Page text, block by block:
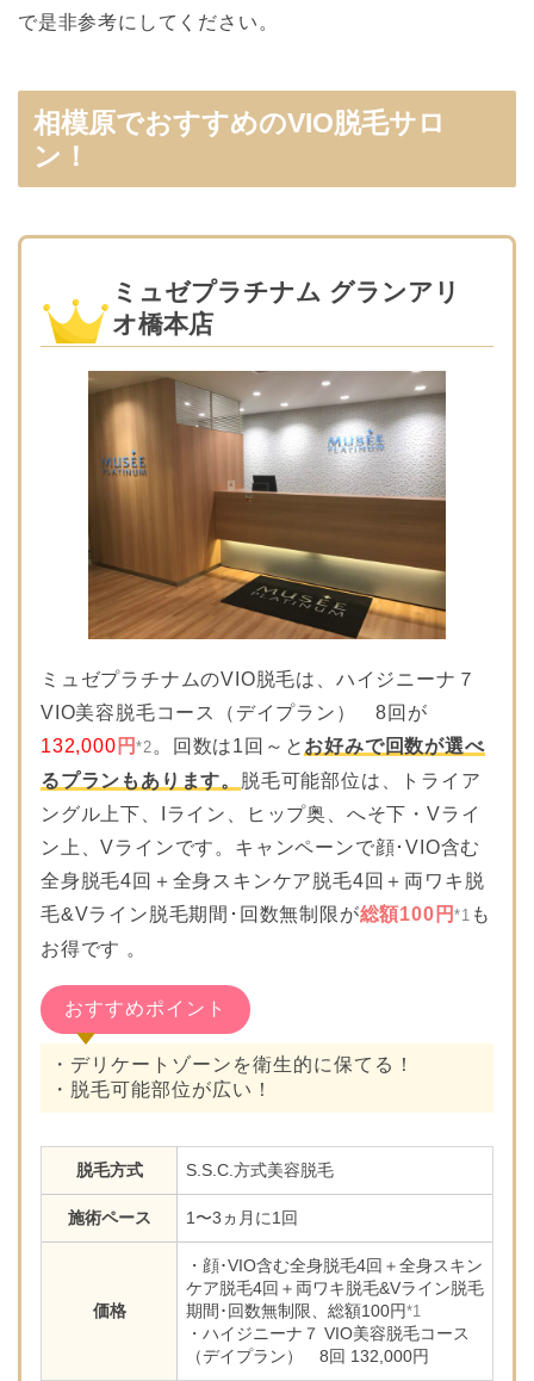
で是非参考にしてください。
相模原でおすすめのVIO脱毛サロ
ン！
ミュゼプラチナム グランアリ
オ橋本店
ミュゼプラチナムのVIO脱毛は、ハイジニーナ７
VIO美容脱毛コース（デイプラン） 8回が
132,000 円*2 。回数は1回～と お好みで回数が選べ
るプランもあります。
脱毛可能部位は、トライア
ングル上下、Iライン、ヒップ奥、へそ下・Vライ
ン上、Vラインです。キャンペーンで顔･VIO含む
全身脱毛4回＋全身スキンケア脱毛4回＋両ワキ脱
毛&Vライン脱毛期間･回数無制限が総額100円*1 も
お得です 。
おすすめポイント
・デリケートゾーンを衛生的に保てる！
・脱毛可能部位が広い！
脱毛方式 S.S.C.方式美容脱毛
施術ペース 1〜3ヵ月に1回
価格
・顔･VIO含む全身脱毛4回＋全身スキン
ケア脱毛4回＋両ワキ脱毛&Vライン脱毛
期間･回数無制限、総額100円*1
・ハイジニーナ７ VIO美容脱毛コース
（デイプラン） 8回 132,000円